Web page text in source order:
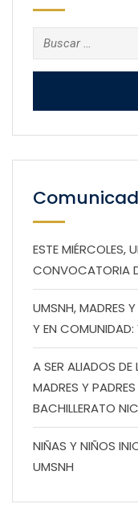
Buscar:
ESTE MIÉRCOLES,
CONVOCATORIA
UMSNH, MADRES
Y EN
A SER ALIADOS
MADRES Y
BACHILLERATO
NIÑAS Y NIÑOS
UMSNH